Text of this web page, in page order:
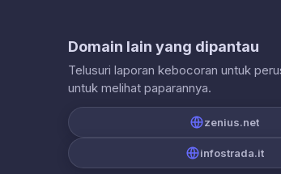
Domain lain yang dipantau
Telusuri laporan kebocoran untuk
untuk melihat paparannya.
zenius.net
infostrada.it